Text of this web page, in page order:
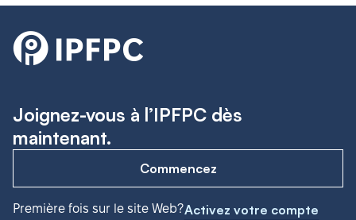
Joignez-vous à l’IPFPC dès
maintenant.
Commencez
Première fois sur le site Web?Activez votre compte